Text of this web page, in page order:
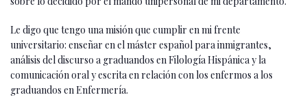
Le digo que tengo una misión que cumplir en mi frente
universitario: enseñar en el máster español para inmigrantes,
análisis del discurso a graduandos en Filología Hispánica y la
comunicación oral y escrita en relación con los enfermos a los
graduandos en Enfermería.